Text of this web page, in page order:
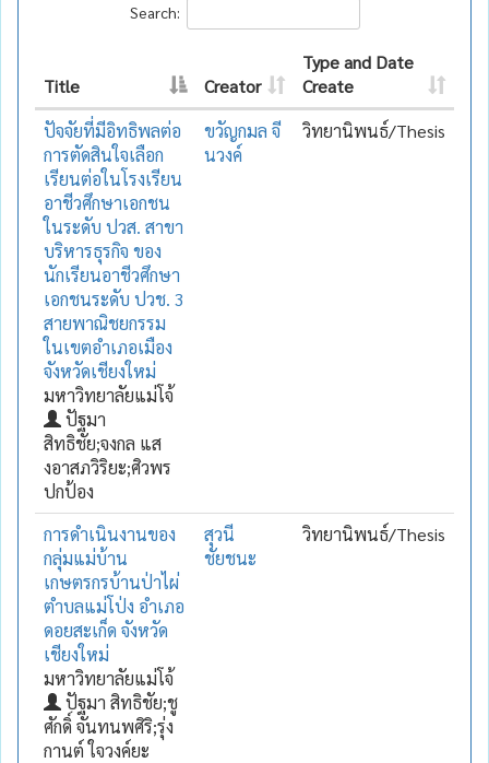
Search:
Title Creator
Type and Date
Create
ปัจจัยที่มีอิทธิพลต่อ
การตัดสินใจเลือก
เรียนต่อในโรงเรียน
อาชีวศึกษาเอกชน
ในระดับ ปวส. สาขา
บริหารธุรกิจ ของ
นักเรียนอาชีวศึกษา
เอกชนระดับ ปวช. 3
สายพาณิชยกรรม
ในเขตอำเภอเมือง
จังหวัดเชียงใหม่
มหาวิทยาลัยแม่โจ้
ปัฐมา
สิทธิชัย;จงกล แส
งอาสภวิริยะ;ศิวพร
ปกป้อง
ขวัญกมล จี
นวงค์
วิทยานิพนธ์/Thesis
การดำเนินงานของ
กลุ่มแม่บ้าน
เกษตรกรบ้านป่าไผ่
ตำบลแม่โป่ง อำเภอ
ดอยสะเก็ด จังหวัด
เชียงใหม่
มหาวิทยาลัยแม่โจ้
ปัฐมา สิทธิชัย;ชู
ศักดิ์ จันทนพศิริ;รุ่ง
กานต์ ใจวงค์ยะ
สุวนี
ชัยชนะ
วิทยานิพนธ์/Thesis